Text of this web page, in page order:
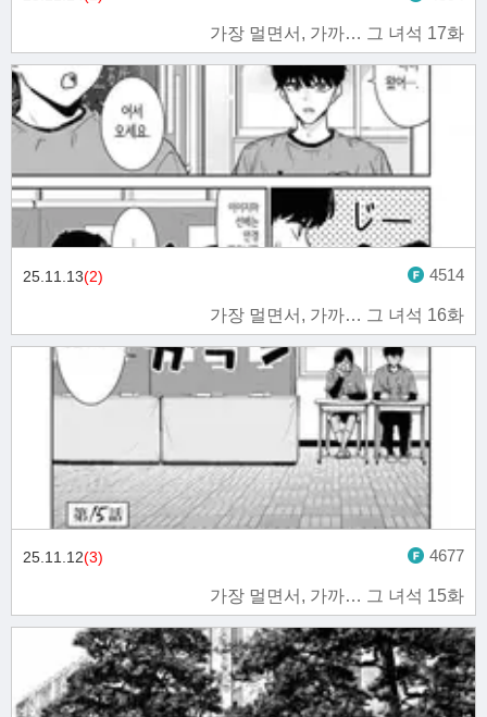
가장 멀면서, 가까… 그 녀석 17화
가장 멀면서, 가까… 그 녀석 16화
25.11.13(2) 4514
가장 멀면서, 가까… 그 녀석 15화
25.11.12(3) 4677